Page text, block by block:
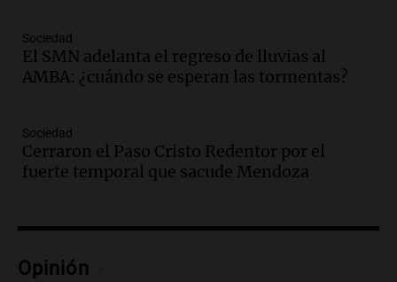
Episodios
Audio.El cardenal Ángel Rossi advirtió
Santa Misa
Episodios
Audio.La Bulaya se prepara para el cierre
participación de miles de visitantes
Episodios
Sociedad
El SMN adelanta el regreso de lluvias al
AMBA: ¿cuándo se esperan las tormentas?
Sociedad
Cerraron el Paso Cristo Redentor por el
fuerte temporal que sacude Mendoza
Opinión